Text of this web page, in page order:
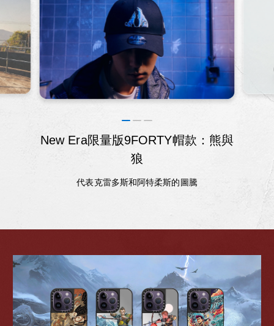
New Era限量版9FORTY帽款：熊與
狼
代表克雷多斯和阿特柔斯的圖騰